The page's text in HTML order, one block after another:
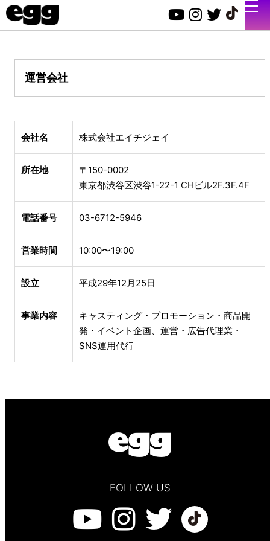
運営会社
会社名 株式会社エイチジェイ
所在地
〒150-0002
東京都渋谷区渋谷1-22-1 CHビル2F.3F.4F
電話番号 03-6712-5946
営業時間 10:00〜19:00
設立 平成29年12月25日
事業内容
キャスティング・プロモーション・商品開
発・イベント企画、運営・広告代理業・
SNS運用代行
FOLLOW US